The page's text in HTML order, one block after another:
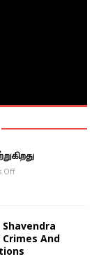
Off
Shavendra
Crimes And